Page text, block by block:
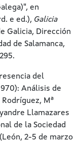
en
e ed.), Galicia
Galicia, Dirección
de Salamanca,
del
Análisis de
Mª
Llamazares
de la Sociedad
2-5 de marzo